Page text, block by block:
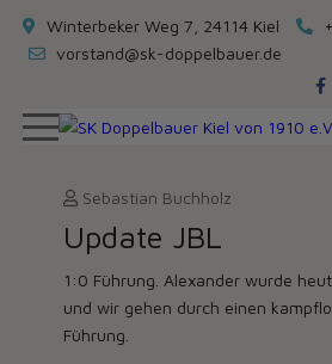
Winterbeker Weg 7, 24114 Kiel
vorstand@sk-doppelbauer.de
Sebastian Buchholz
Update JBL
1:0 Führung. Alexander wurde
und wir gehen durch einen
Führung.